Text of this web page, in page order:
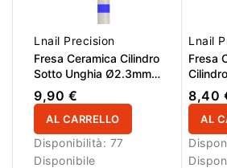
Lnail Precision
Fresa Ceramica Cilindro
Sotto Unghia Ø2.3mm
Media Taglio Incrociato
LL 14.0mm
9,90 €
AL CARRELLO
Disponibilità: 77
Disponibile
Lnail
Fresa
Taglio
7.5mm
8,40
AL